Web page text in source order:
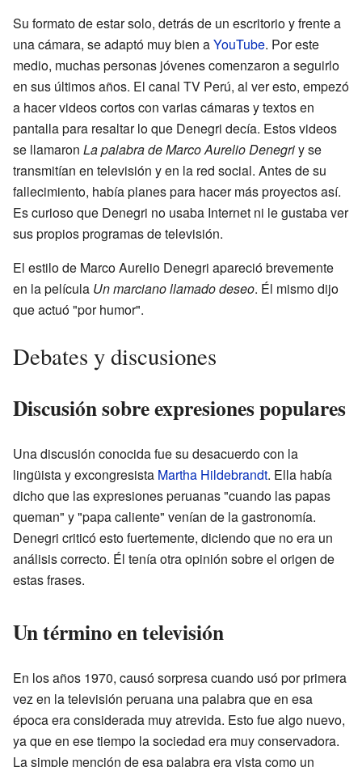
Su formato de estar solo, detrás de un escritorio y frente a
una cámara, se adaptó muy bien aYouTube. Por este
medio, muchas personas jóvenes comenzaron a seguirlo
en sus últimos años. El canal TV Perú, al ver esto, empezó
a hacer videos cortos con varias cámaras y textos en
pantalla para resaltar lo que Denegri decía. Estos videos
se llamaron La palabra de Marco Aurelio Denegriy se
transmitían en televisión y en la red social. Antes de su
fallecimiento, había planes para hacer más proyectos así.
Es curioso que Denegri no usaba Internet ni le gustaba ver
sus propios programas de televisión.
El estilo de Marco Aurelio Denegri apareció brevemente
en la película Un marciano llamado deseo. Él mismo dijo
que actuó "por humor".
Debates y discusiones
Discusión sobre expresiones populares
Una discusión conocida fue su desacuerdo con la
lingüista y excongresista Martha Hildebrandt. Ella había
dicho que las expresiones peruanas "cuando las papas
queman" y "papa caliente" venían de la gastronomía.
Denegri criticó esto fuertemente, diciendo que no era un
análisis correcto. Él tenía otra opinión sobre el origen de
estas frases.
Un término en televisión
En los años 1970, causó sorpresa cuando usó por primera
vez en la televisión peruana una palabra que en esa
época era considerada muy atrevida. Esto fue algo nuevo,
ya que en ese tiempo la sociedad era muy conservadora.
La simple mención de esa palabra era vista como un